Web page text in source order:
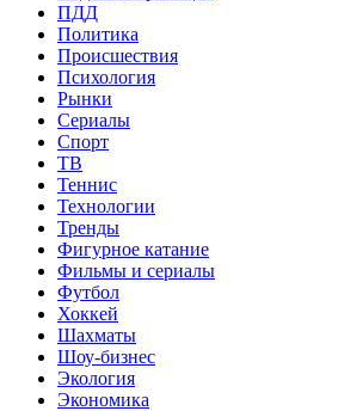
ПДД
Политика
Происшествия
Психология
Рынки
Сериалы
Спорт
ТВ
Теннис
Технологии
Тренды
Фигурное катание
Фильмы и сериалы
Футбол
Хоккей
Шахматы
Шоу-бизнес
Экология
Экономика